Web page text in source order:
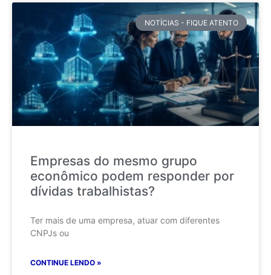
NOTÍCIAS - FIQUE ATENTO
Empresas do mesmo grupo
econômico podem responder por
dívidas trabalhistas?
Ter mais de uma empresa, atuar com diferentes
CNPJs ou
CONTINUE LENDO »